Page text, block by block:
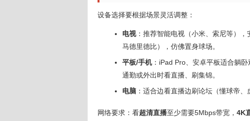
设备选择要根据场景灵活调整：
电视：推荐智能电视（小米、索尼等），
马德里德比），仿佛置身球场。
平板/手机：iPad Pro、安卓平板适合躺
通勤或外出时看直播、刷集锦。
电脑 ：适合边看直播边刷论坛（懂球帝、
网络要求：看超清直播至少需要5Mbps带宽， 4K